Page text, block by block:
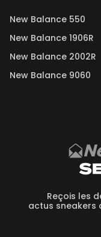
New Balance 550
New Balance 1906R
New Balance 2002R
New Balance 9060
Reçois les
actus sneakers